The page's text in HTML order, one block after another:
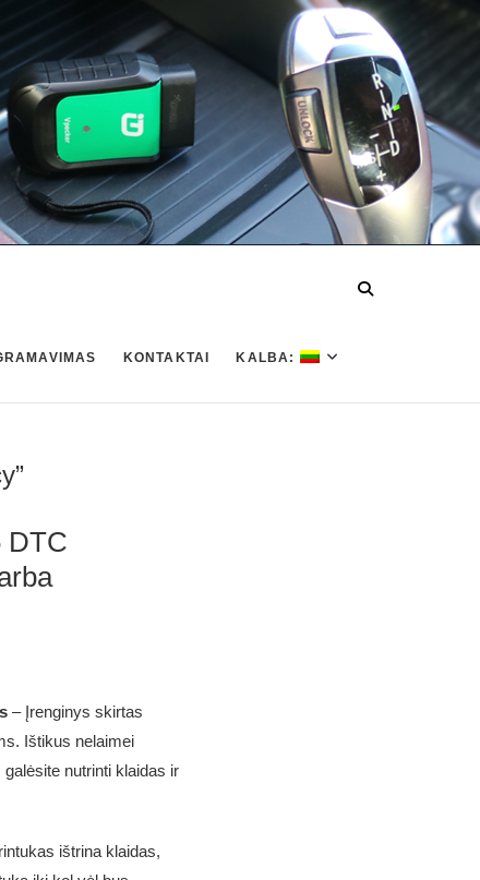
KONTAKTAI KALBA:
DTC
– Įrenginys skirtas
Ištikus nelaimei
nutrinti klaidas ir
ištrina klaidas,